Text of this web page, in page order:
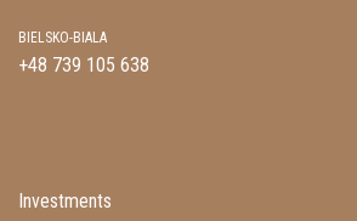
BIELSKO-BIALA
+48 739 105 638
Investments